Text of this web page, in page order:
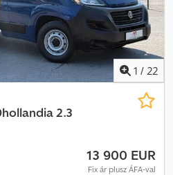
jobb első duplas ülés, ülés alatti
és fejtámlával, Start/Stop
egyszínű fényezés.
1 / 22
2.3
13 900 EUR
Fix ár plusz ÁFA-val